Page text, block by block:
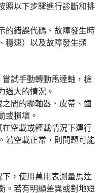
照以下步驟進行診斷和排
的錯誤代碼、故障發生時
穩速）以及故障發生頻
試手動轉動馬達軸，檢
過大的情況。
間的聯軸器、皮帶、齒
或損壞。
空載或輕載情況下運行
若空載正常，則問題可能
，使用萬用表測量馬達
。若有明顯差異或對地短